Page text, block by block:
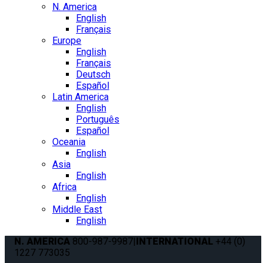
N. America
English
Français
Europe
English
Français
Deutsch
Español
Latin America
English
Português
Español
Oceania
English
Asia
English
Africa
English
Middle East
English
N. AMERICA 800-987-9987|INTERNATIONAL +44 (0)
1227 773035